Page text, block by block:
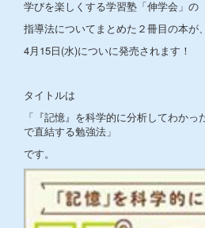
学びを楽しくする学習塾「伸学会」の
指導法についてまとめた２冊目の本が、
4月15日(水)についに発売されます！
タイトルは
「『記憶』を科学的に分析してわか
で直結する勉強法」
です。